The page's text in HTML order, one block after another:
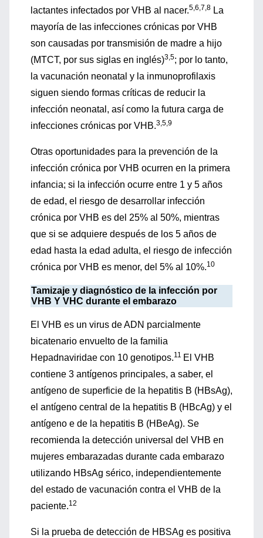
lactantes infectados por VHB al nacer.5,6,7,8 La
mayoría de las infecciones crónicas por VHB
son causadas por transmisión de madre a hijo
(MTCT, por sus siglas en inglés)3,5; por lo tanto,
la vacunación neonatal y la inmunoprofilaxis
siguen siendo formas críticas de reducir la
infección neonatal, así como la futura carga de
infecciones crónicas por VHB.3,5,9
Otras oportunidades para la prevención de la
infección crónica por VHB ocurren en la primera
infancia; si la infección ocurre entre 1 y 5 años
de edad, el riesgo de desarrollar infección
crónica por VHB es del 25% al 50%, mientras
que si se adquiere después de los 5 años de
edad hasta la edad adulta, el riesgo de infección
crónica por VHB es menor, del 5% al 10%.10
Tamizaje y diagnóstico de la infección por
VHB Y VHC durante el embarazo
El VHB es un virus de ADN parcialmente
bicatenario envuelto de la familia
Hepadnaviridae con 10 genotipos.11 El VHB
contiene 3 antígenos principales, a saber, el
antígeno de superficie de la hepatitis B (HBsAg),
el antígeno central de la hepatitis B (HBcAg) y el
antígeno e de la hepatitis B (HBeAg). Se
recomienda la detección universal del VHB en
mujeres embarazadas durante cada embarazo
utilizando HBsAg sérico, independientemente
del estado de vacunación contra el VHB de la
paciente.12
Si la prueba de detección de HBSAg es positiva